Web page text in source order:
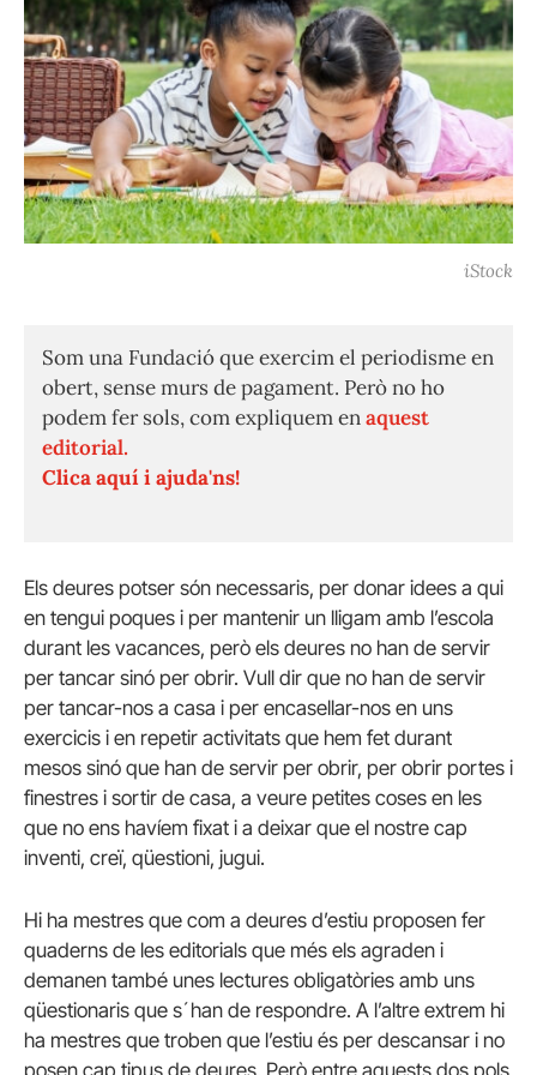
iStock
Som una Fundació que exercim el periodisme en
obert, sense murs de pagament. Però no ho
podem fer sols, com expliquem enaquest
editorial.
Clica aquí i ajuda'ns!
Els deures potser són necessaris, per donar idees a qui
en tengui poques i per mantenir un lligam amb l’escola
durant les vacances, però els deures no han de servir
per tancar sinó per obrir. Vull dir que no han de servir
per tancar-nos a casa i per encasellar-nos en uns
exercicis i en repetir activitats que hem fet durant
mesos sinó que han de servir per obrir, per obrir portes i
finestres i sortir de casa, a veure petites coses en les
que no ens havíem fixat i a deixar que el nostre cap
inventi, creï, qüestioni, jugui.
Hi ha mestres que com a deures d’estiu proposen fer
quaderns de les editorials que més els agraden i
demanen també unes lectures obligatòries amb uns
qüestionaris que s´han de respondre. A l’altre extrem hi
ha mestres que troben que l’estiu és per descansar i no
posen cap tipus de deures. Però entre aquests dos pols